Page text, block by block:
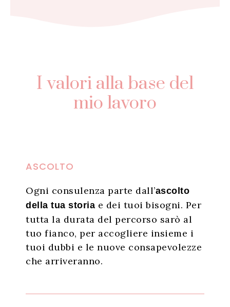
I valori alla base del
mio lavoro
ASCOLTO
Ogni consulenza parte dall’ascolto
della tua storia e dei tuoi bisogni. Per
tutta la durata del percorso sarò al
tuo fianco, per accogliere insieme i
tuoi dubbi e le nuove consapevolezze
che arriveranno.